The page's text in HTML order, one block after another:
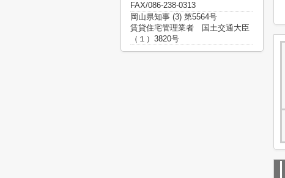
FAX/086-238-0313
岡山県知事 (3) 第5564号
賃貸住宅管理業者 国土交通大臣
（１）3820号